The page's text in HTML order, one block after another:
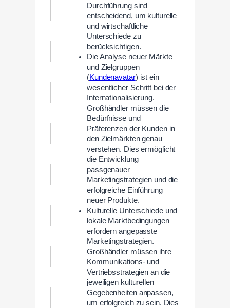
Durchführung sind
entscheidend, um kulturelle
und wirtschaftliche
Unterschiede zu
berücksichtigen.
Die Analyse neuer Märkte
und Zielgruppen
(Kundenavatar) ist ein
wesentlicher Schritt bei der
Internationalisierung.
Großhändler müssen die
Bedürfnisse und
Präferenzen der Kunden in
den Zielmärkten genau
verstehen. Dies ermöglicht
die Entwicklung
passgenauer
Marketingstrategien und die
erfolgreiche Einführung
neuer Produkte.
Kulturelle Unterschiede und
lokale Marktbedingungen
erfordern angepasste
Marketingstrategien.
Großhändler müssen ihre
Kommunikations- und
Vertriebsstrategien an die
jeweiligen kulturellen
Gegebenheiten anpassen,
um erfolgreich zu sein. Dies